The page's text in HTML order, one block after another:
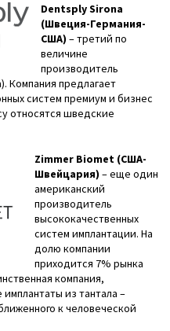
Dentsply Sirona
(Швеция-Германия-
США) – третий по
величине
производитель
Компания предлагает
систем премиум и бизнес
относятся шведские
Zimmer Biomet (США-
Швейцария) – еще один
американский
производитель
высококачественных
систем имплантации. На
долю компании
приходится 7% рынка
компания,
из тантала –
к человеческой